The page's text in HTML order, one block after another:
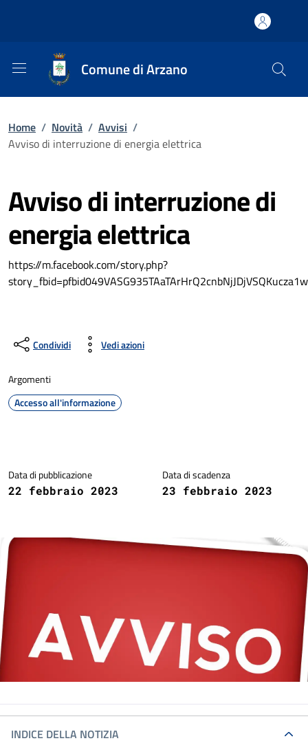
Comune di Arzano
Home / Novità / Avvisi /
Avviso di interruzione di energia elettrica
Avviso di interruzione di
energia elettrica
https://m.facebook.com/story.php?
Condividi Vedi azioni
Argomenti
Accesso all'informazione
Data di pubblicazione
22 febbraio 2023
Data di scadenza
23 febbraio 2023
INDICE DELLA NOTIZIA